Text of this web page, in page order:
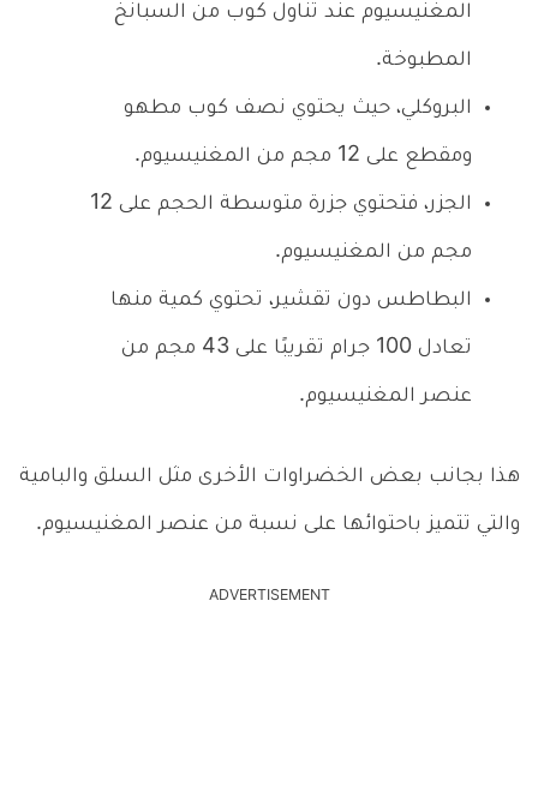
المغنيسيوم عند تناول كوب من السبانخ
المطبوخة.
البروكلي، حيث يحتوي نصف كوب مطهو
ومقطع على 12 مجم من المغنيسيوم.
الجزر، فتحتوي جزرة متوسطة الحجم على 12
مجم من المغنيسيوم.
البطاطس دون تقشير، تحتوي كمية منها
تعادل 100 جرام تقريبًا على 43 مجم من
عنصر المغنيسيوم.
هذا بجانب بعض الخضراوات الأخرى مثل السلق والبامية
والتي تتميز باحتوائها على نسبة من عنصر المغنيسيوم.
ADVERTISEMENT